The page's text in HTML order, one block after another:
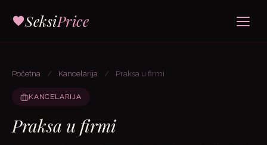
SeksiPrice
Početna / Kancelarija / Praksa u firmi
KANCELARIJA
Praksa u firmi